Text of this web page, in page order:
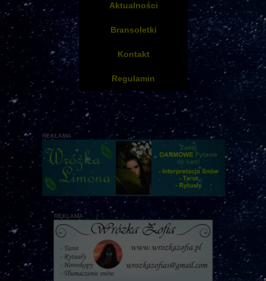
Aktualności
Bransoletki
Kontakt
Regulamin
REKLAMA
REKLAMA